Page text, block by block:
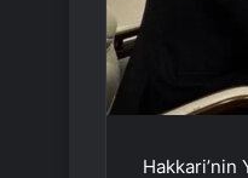
Hakkari’nin